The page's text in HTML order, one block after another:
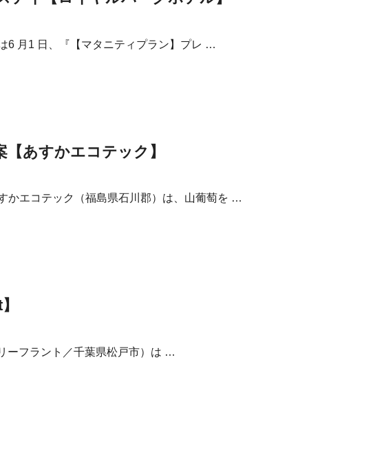
6 月1 日、『【マタニティプラン】プレ …
あすかエコテック】
かエコテック（福島県石川郡）は、山葡萄を …
ーフラント／千葉県松戸市）は …